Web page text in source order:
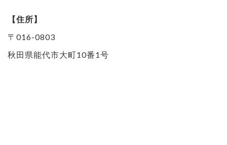
【住所】
〒016-0803
秋田県能代市大町10番1号